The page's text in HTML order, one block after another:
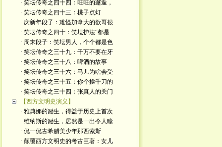
· 笑坛传奇之四十四：旺旺的邂逅，
· 笑坛传奇之四十三：桃子点灯
· 庆新年段子：难怪加拿大的欲哥很
· 笑坛传奇之四十：笑坛护法“都是
· 周末段子：笑坛男人，个个都是色
· 笑坛传奇之三十九：千万不要在牙
· 笑坛传奇之三十八：啤酒的故事
· 笑坛传奇之三十六：马儿为啥会受
· 笑坛传奇之三十五：你个挨千刀的
· 笑坛传奇之三十四：张真人的关门
【西方文明史演义】
· 雅典娜的诞生，得益于历史上首次
· 维纳斯的诞生，居然是一出令人瞠
· 侃一侃古希腊美少年那西索斯
· 颠覆西方文明史的考古巨著：女儿